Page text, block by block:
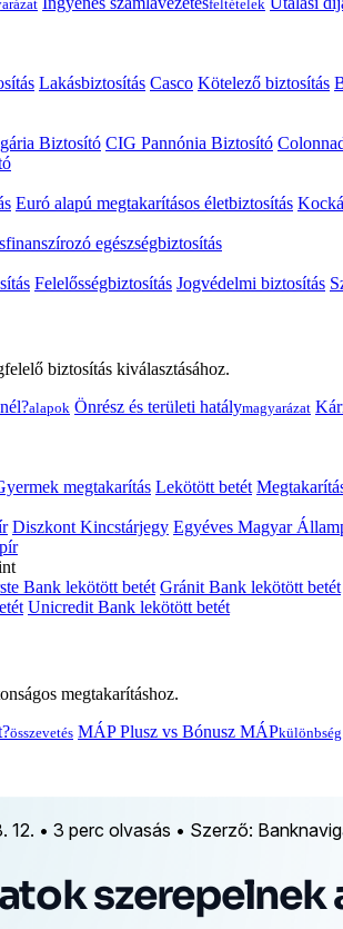
feltételek
Lakásbiztosítás Casco Kötelező biztosítás
Biztosító CIG Pannónia Biztosító
Euró alapú megtakarításos életbiztosítás
egészségbiztosítás
Felelősségbiztosítás Jogvédelmi biztosítás
biztosítás kiválasztásához.
alapok Önrész és területi hatálymagyarázat
megtakarítás Lekötött betét
Diszkont Kincstárjegy Egyéves Magyar
Bank lekötött betét Gránit Bank lekötött betét
Unicredit Bank lekötött betét
megtakarításhoz.
összevetés MÁP Plusz vs Bónusz MÁPkülönbség
12. • 3 perc olvasás • Szerző:
szerepelnek